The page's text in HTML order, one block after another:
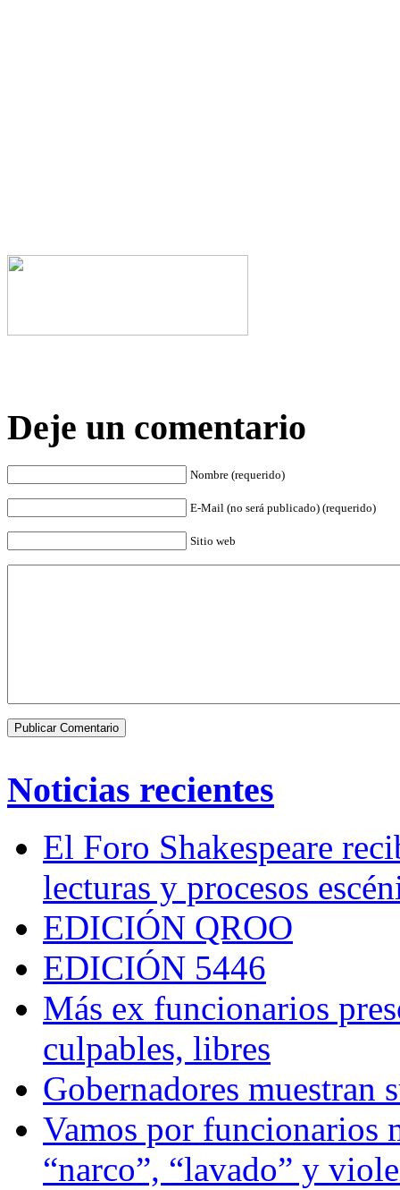
Deje un comentario
Nombre (requerido)
E-Mail (no será publicado) (requerido)
Sitio web
Noticias recientes
El Foro Shakespeare
lecturas y procesos
EDICIÓN QROO
EDICIÓN 5446
Más ex funcionarios
culpables, libres
Gobernadores muestran
Vamos por funcionarios
“narco”, “lavado” y